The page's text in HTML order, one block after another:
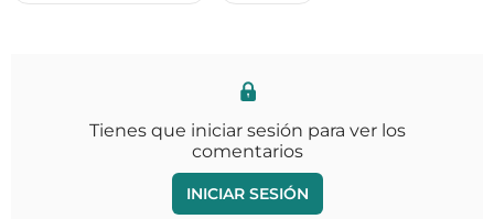
Tienes que iniciar sesión para ver los
comentarios
INICIAR SESIÓN